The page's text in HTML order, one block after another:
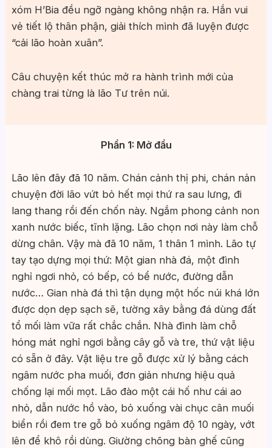
xóm H’Bia đều ngỡ ngàng không nhận ra. Hắn vui
vẻ tiết lộ thân phận, giải thích mình đã luyện được
“cải lão hoàn xuân”.
Câu chuyện kết thúc mở ra hành trình mới của
chàng trai từng là lão Tư trên núi.
Phần 1: Mở đầu
Lão lên đây đã 10 năm. Chán cảnh thị phi, chán nản
chuyện đời lão vứt bỏ hết mọi thứ ra sau lưng, đi
lang thang rồi đến chốn này. Ngắm phong cảnh non
xanh nước biếc, tĩnh lặng. Lão chọn nơi này làm chỗ
dừng chân. Vậy mà đã 10 năm, 1 thân 1 mình. Lão tự
tay tạo dựng mọi thứ: Một gian nhà đá, một đình
nghỉ ngơi nhỏ, có bếp, có bể nước, đường dẫn
nước… Gian nhà đá thì tận dụng một hốc núi khá lớn
được dọn dẹp sạch sẽ, tường xây bằng đá dùng đất
tổ mối làm vữa rất chắc chắn. Nhà đình làm chỗ
hóng mát nghỉ ngơi bằng cây gỗ và tre, thứ vật liệu
có sẵn ở đây. Vật liệu tre gỗ được xử lý bằng cách
ngâm nước pha muối, đơn giản nhưng hiệu quả
chống lại mối mọt. Lão đào một cái hố như cái ao
nhỏ, dẫn nước hồ vào, bỏ xuống vài chục cân muối
biển rồi đem tre gỗ bỏ xuống ngâm độ 10 ngày, vớt
lên để khô rồi dùng. Giường chõng bàn ghế cũng